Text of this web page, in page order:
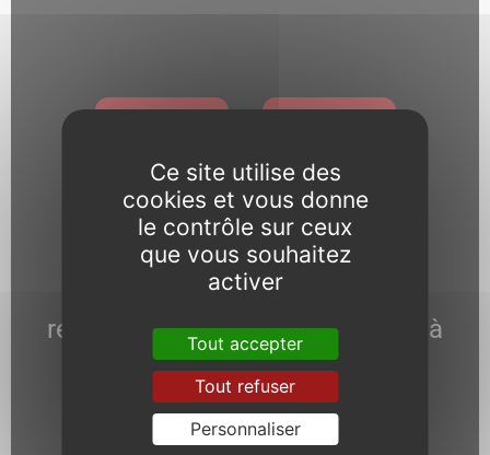
Pour toute question relative
aux réseaux sociaux, notre
responsable communication est à
votre écoute.
Ce site utilise des
cookies et vous donne
le contrôle sur ceux
que vous souhaitez
activer
Tout accepter
Tout refuser
Personnaliser